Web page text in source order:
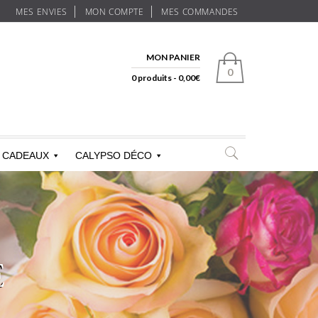
MES ENVIES MON COMPTE MES COMMANDES
MON PANIER
0
0 produits - 0,00€
CADEAUX CALYPSO DÉCO